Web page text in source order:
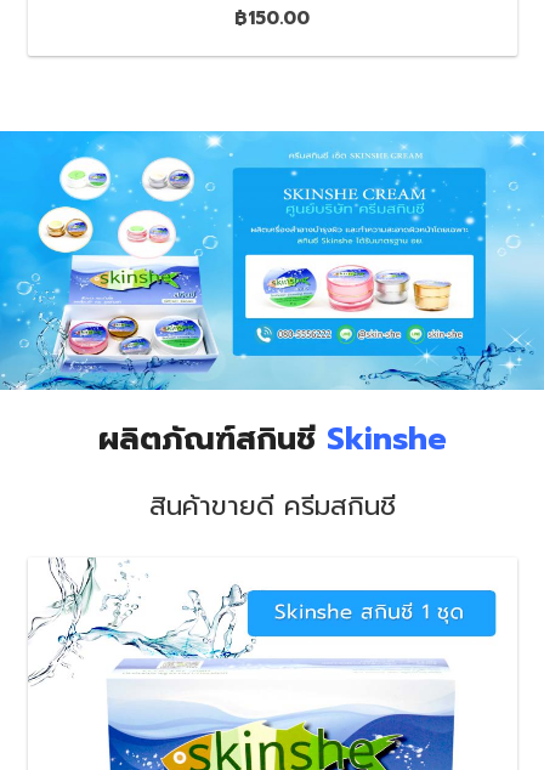
฿150.00
ผลิตภัณฑ์สกินชี Skinshe
สินค้าขายดี ครีมสกินชี